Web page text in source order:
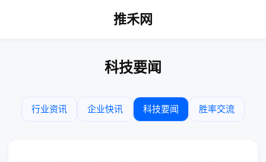
推禾网
科技要闻
行业资讯 企业快讯 科技要闻 胜率交流